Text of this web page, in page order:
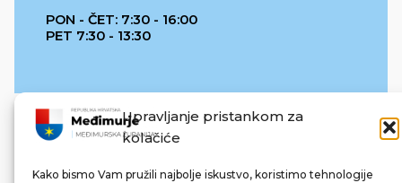
Upravljanje pristankom za
kolačiće
Kako bismo Vam pružili najbolje iskustvo, koristimo tehnologije
PON - ČET: 7:30 - 16:00
PET 7:30 - 13:30